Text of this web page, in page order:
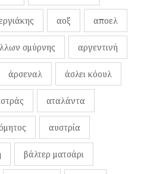
αοξ αποελ
σμύρνης αργεντινή
άρσεναλ άσλει κόουλ
αταλάντα
αυστρία
βάλτερ ματσάρι